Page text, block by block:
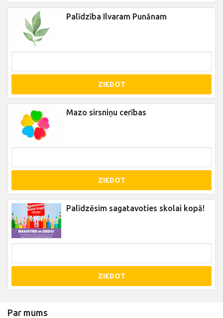
Palīdzība Ilvaram Punānam
ZIEDOT
Mazo sirsniņu cerības
ZIEDOT
Palīdzēsim sagatavoties skolai kopā!
ZIEDOT
Par mums